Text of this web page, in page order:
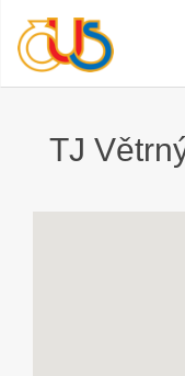
TJ